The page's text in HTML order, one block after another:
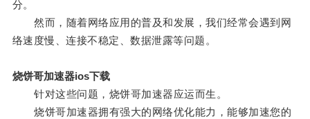
分。
然而，随着网络应用的普及和发展，我们经常会遇到网
络速度慢、连接不稳定、数据泄露等问题。
烧饼哥加速器ios下载
针对这些问题，烧饼哥加速器应运而生。
烧饼哥加速器拥有强大的网络优化能力，能够加速您的